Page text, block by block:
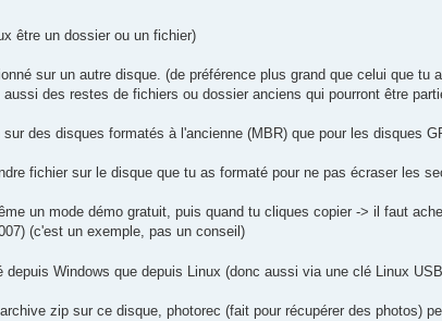
être un dossier ou un fichier)
sur un autre disque. (de préférence plus grand que celui que tu
des restes de fichiers ou dossier anciens qui pourront être
des disques formatés à l'ancienne (MBR) que pour les disques
fichier sur le disque que tu as formaté pour ne pas écraser les
un mode démo gratuit, puis quand tu cliques copier -> il faut
(c'est un exemple, pas un conseil)
Windows que depuis Linux (donc aussi via une clé Linux
zip sur ce disque, photorec (fait pour récupérer des photos)